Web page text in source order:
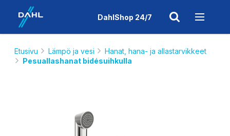
DahlShop 24/7
Etusivu Lämpö ja vesi
Hanat, hana- ja allastarvikkeet
Pesuallashanat bidésuihkulla